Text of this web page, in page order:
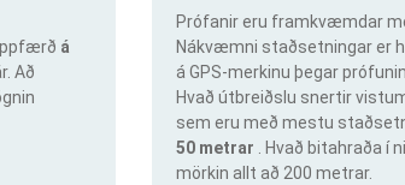
á
Að
Prófanir eru framkvæmdar
Nákvæmni staðsetningar er
á GPS-merkinu þegar
Hvað útbreiðslu snertir
sem eru með mestu
50 metrar
. Hvað bitahraða í
mörkin allt að 200 metrar.